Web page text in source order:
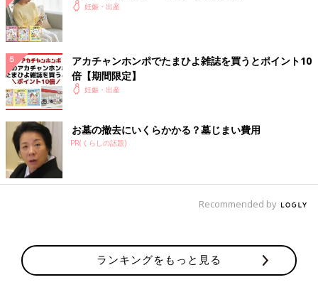
妊娠・出産
アカチャンホンポでたまひよ雑誌を買うとポイント10
倍【期間限定】
妊娠・出産
お墓の撤去にいくらかかる？墓じまい費用
PR(くらしの話題)
Recommended by
ランキングをもっと見る